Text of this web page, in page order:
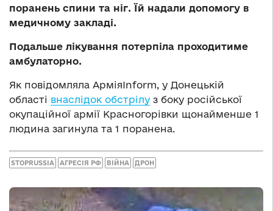
поранень спини та ніг. Їй надали допомогу в
медичному закладі.
Подальше лікування потерпіла проходитиме
амбулаторно.
Як повідомляла АрміяInform, у Донецькій
області внаслідок обстрілу з боку російської
окупаційної армії Красногорівки щонайменше 1
людина загинула та 1 поранена.
STOPRUSSIA АГРЕСІЯ РФ ВІЙНА ДРОН